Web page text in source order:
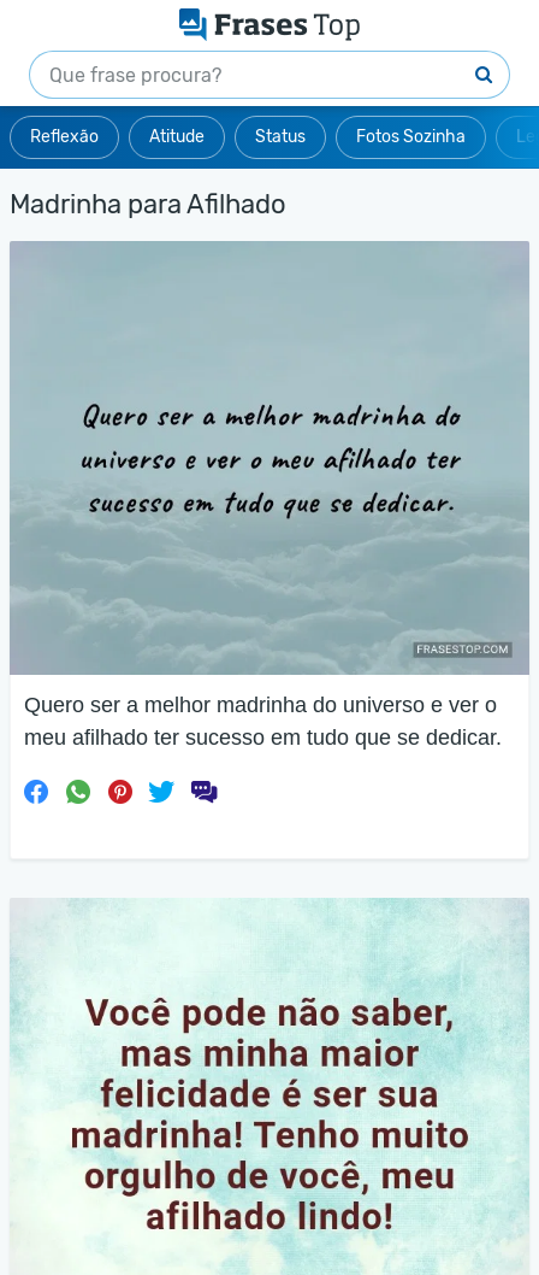
Reflexão Atitude Status Fotos Sozinha
Madrinha para Afilhado
Quero ser a melhor madrinha do universo e ver o
meu afilhado ter sucesso em tudo que se dedicar.